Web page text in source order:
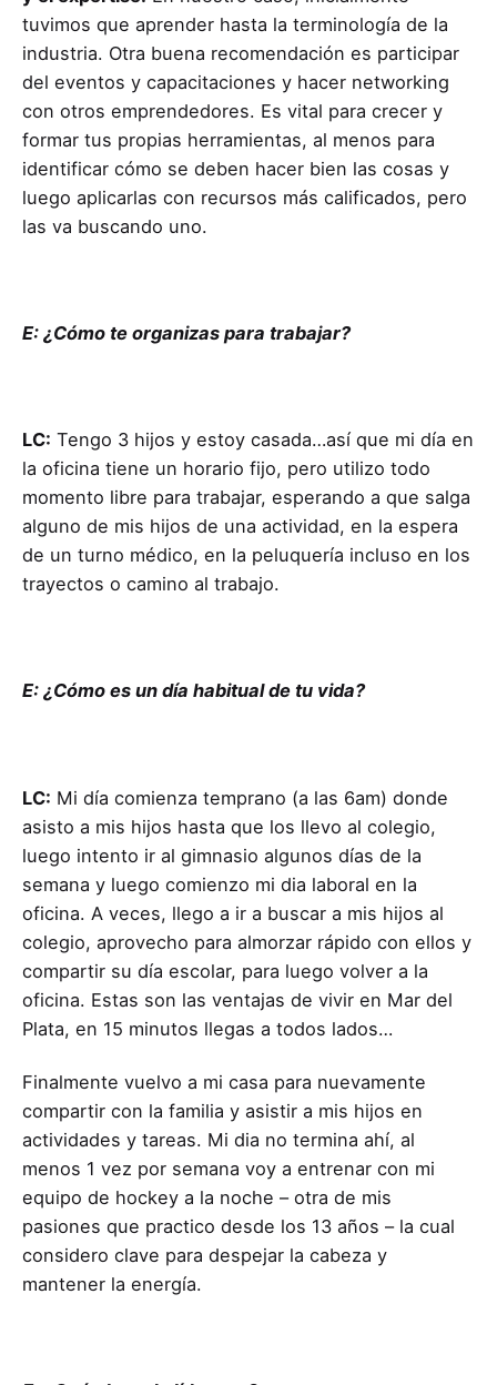
tuvimos que aprender hasta la terminología de la
industria. Otra buena recomendación es participar
del eventos y capacitaciones y hacer networking
con otros emprendedores. Es vital para crecer y
formar tus propias herramientas, al menos para
identificar cómo se deben hacer bien las cosas y
luego aplicarlas con recursos más calificados, pero
las va buscando uno.
E: ¿Cómo te organizas para trabajar?
LC: Tengo 3 hijos y estoy casada…así que mi día en
la oficina tiene un horario fijo, pero utilizo todo
momento libre para trabajar, esperando a que salga
alguno de mis hijos de una actividad, en la espera
de un turno médico, en la peluquería incluso en los
trayectos o camino al trabajo.
E: ¿Cómo es un día habitual de tu vida?
LC: Mi día comienza temprano (a las 6am) donde
asisto a mis hijos hasta que los llevo al colegio,
luego intento ir al gimnasio algunos días de la
semana y luego comienzo mi dia laboral en la
oficina. A veces, llego a ir a buscar a mis hijos al
colegio, aprovecho para almorzar rápido con ellos y
compartir su día escolar, para luego volver a la
oficina. Estas son las ventajas de vivir en Mar del
Plata, en 15 minutos llegas a todos lados…
Finalmente vuelvo a mi casa para nuevamente
compartir con la familia y asistir a mis hijos en
actividades y tareas. Mi dia no termina ahí, al
menos 1 vez por semana voy a entrenar con mi
equipo de hockey a la noche – otra de mis
pasiones que practico desde los 13 años – la cual
considero clave para despejar la cabeza y
mantener la energía.